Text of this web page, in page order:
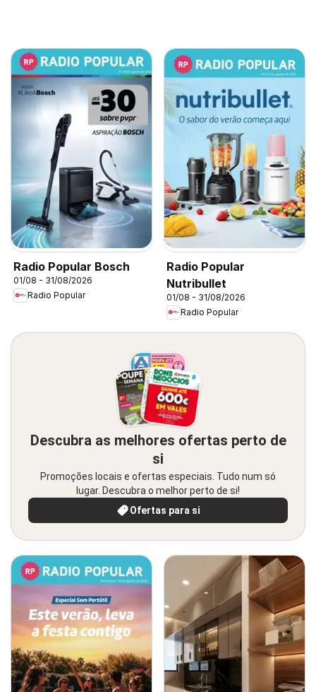
Radio Popular Bosch
01/08 - 31/08/2026
Radio Popular
Radio Popular
Nutribullet
01/08 - 31/08/2026
Radio Popular
Descubra as melhores ofertas perto de
si
Promoções locais e ofertas especiais. Tudo num só
lugar. Descubra o melhor perto de si!
Ofertas para si